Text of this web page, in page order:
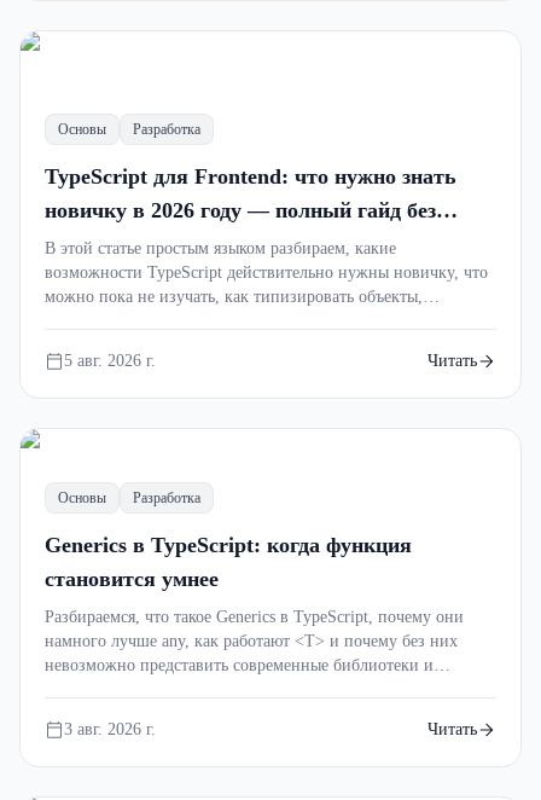
Основы Разработка
TypeScript для Frontend: что нужно знать
новичку в 2026 году — полный гайд без
лишней теории
В этой статье простым языком разбираем, какие
возможности TypeScript действительно нужны новичку, что
можно пока не изучать, как типизировать объекты,
5 авг. 2026 г.
Читать
Основы Разработка
Generics в TypeScript: когда функция
становится умнее
Разбираемся, что такое Generics в TypeScript, почему они
намного лучше any, как работают <T> и почему без них
невозможно представить современные библиотеки и
3 авг. 2026 г. Читать